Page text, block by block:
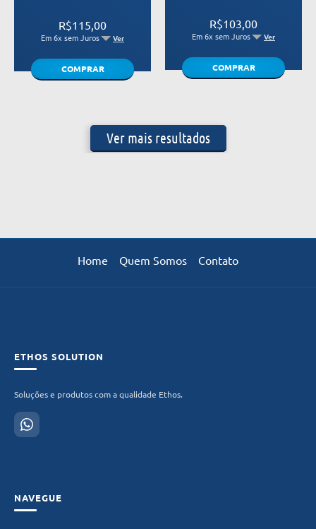
R$115,00
Em 6x sem Juros Ver
COMPRAR
R$103,00
Em 6x sem Juros Ver
COMPRAR
Ver mais resultados
Home Quem Somos Contato
ETHOS SOLUTION
Soluções e produtos com a qualidade Ethos.
NAVEGUE